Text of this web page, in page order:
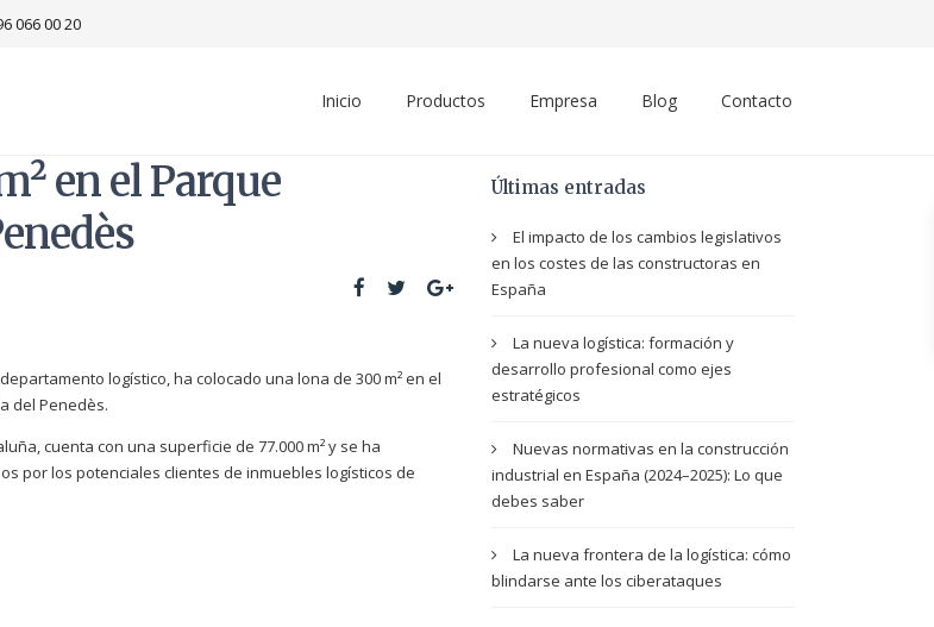
066 00 20
Inicio Productos Empresa Blog Contacto
en el Parque
logístico, ha colocado una lona de 300 m² en el
del Penedès.
cuenta con una superficie de 77.000 m² y se ha
por los potenciales clientes de inmuebles logísticos de
Últimas entradas
El impacto de los cambios legislativos
en los costes de las constructoras en
España
La nueva logística: formación y
desarrollo profesional como ejes
estratégicos
Nuevas normativas en la construcción
industrial en España (2024–2025): Lo que
debes saber
La nueva frontera de la logística: cómo
blindarse ante los ciberataques